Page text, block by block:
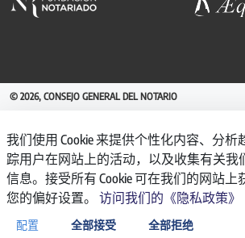
© 2026, CONSEJO GENERAL DEL NOTARIO
REGISTRO DE ACTIVIDADES DE
AVISO LEGAL
POLÍTICA DE PRIVACIDAD
POLÍTICA DE COOKIES
ACCESIBILIDAD
我们使用 Cookie 来提供个性化内容、分
踪用户在网站上的活动，以及收集有关我
信息。接受所有 Cookie 可在我们的网站
您的偏好设置。 访问我们的《隐私政策》
配置 全部接受 全部拒绝